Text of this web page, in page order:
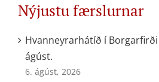
Nýjustu færslurnar
Hvanneyrarhátíð í
ágúst.
6. ágúst, 2026